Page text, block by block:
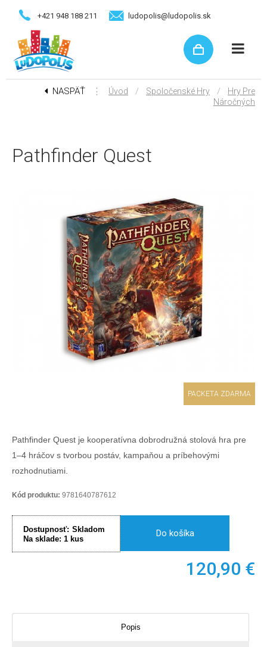
+421 948 188 211 ludopolis@ludopolis.sk
NASPÄŤ ⋮ Úvod / Spoločenské Hry /
Hry Pre
Náročných
Pathfinder Quest
PACKETA ZDARMA
Pathfinder Quest je kooperatívna dobrodružná stolová hra pre
1–4 hráčov s tvorbou postáv, kampaňou a príbehovými
rozhodnutiami.
Kód produktu: 9781640787612
Dostupnosť: Skladom
Na sklade: 1 kus
Do košíka
120,90 €
Popis